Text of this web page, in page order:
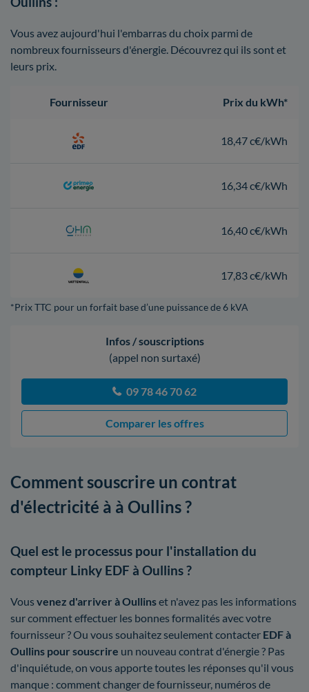
Vous avez aujourd'hui l'embarras du choix parmi de
nombreux fournisseurs d'énergie. Découvrez qui ils sont et
leurs prix.
Fournisseur Prix du kWh*
18,47 c€/kWh
16,34 c€/kWh
16,40 c€/kWh
17,83 c€/kWh
*Prix TTC pour un forfait base d’une puissance de 6 kVA
Infos / souscriptions
(appel non surtaxé)
09 78 46 70 62
Comparer les offres
Comment souscrire un contrat
d'électricité à à Oullins ?
Quel est le processus pour l'installation du
compteur Linky EDF à Oullins ?
Vous venez d'arriver à Oullinset n'avez pas les informations
sur comment effectuer les bonnes formalités avec votre
fournisseur ? Ou vous souhaitez seulement contacter EDF à
Oullins pour souscrire un nouveau contrat d'énergie ? Pas
d'inquiétude, on vous apporte toutes les réponses qu'il vous
manque : comment changer de fournisseur, numéros de